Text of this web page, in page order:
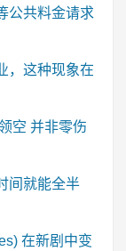
公共料金请求
，这种现象在
空 并非零伤
间就能全半
在新剧中变